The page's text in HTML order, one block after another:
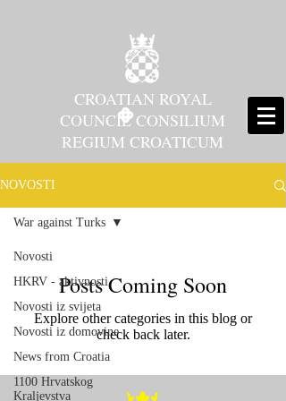
CROATIAN ROYAL
COUNCIL CONSILIUM
REGIUM CROATICUM
NOVOSTI
Novosti
HKRV - aktivnosti
Novosti iz svijeta
Novosti iz domovine
News from Croatia
1100 Hrvatskog
Kraljevstva
War against Turks
Posts Coming Soon
Explore other categories in this blog or
check back later.